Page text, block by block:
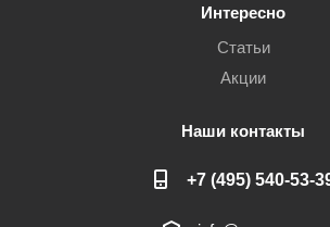
Интересно
Статьи
Акции
Наши контакты
+7 (495) 540-53-